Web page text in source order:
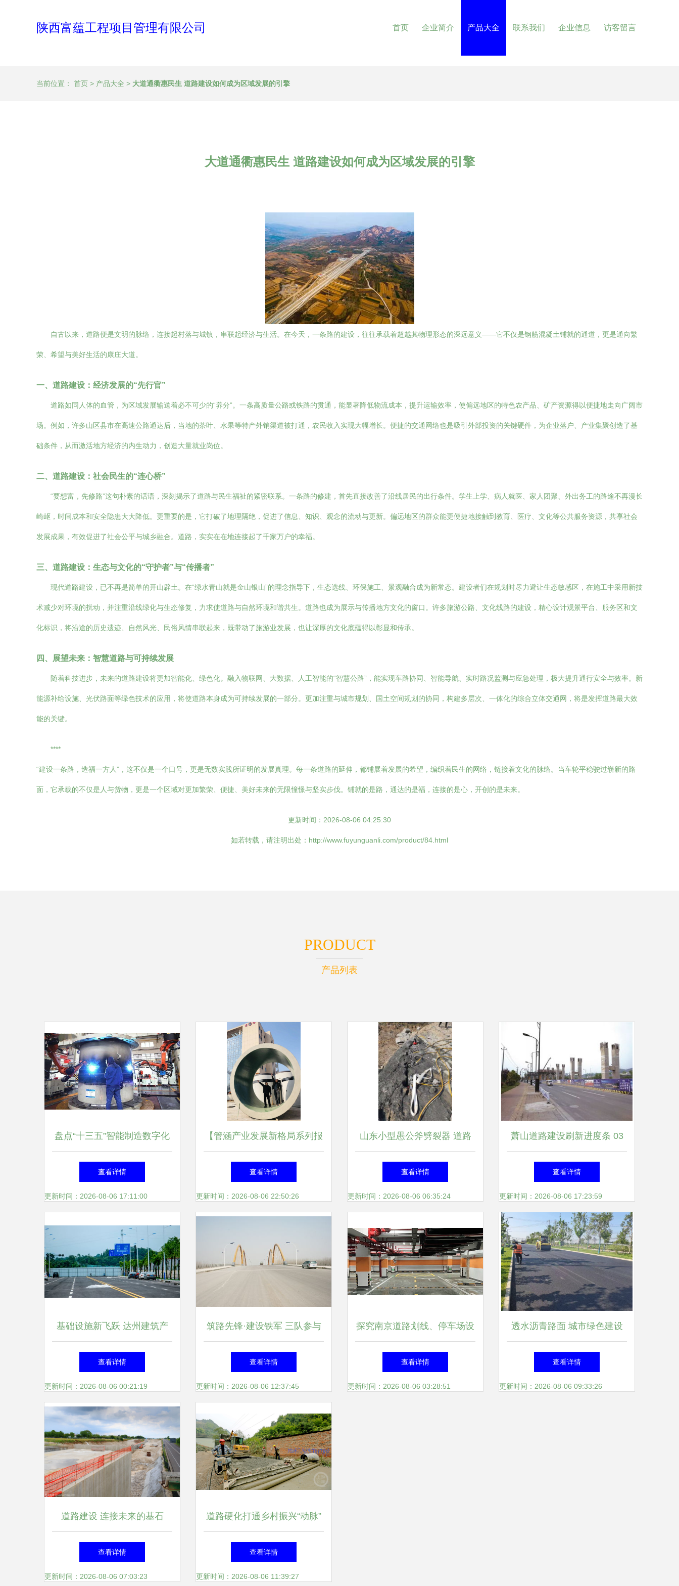
陕西富蕴工程项目管理有限公司 首页 企业简介 产品大全 联系我们 企业信息 访客留言
当前位置： 首页 > 产品大全 > 大道通衢惠民生 道路建设如何成为区域发展的引擎
大道通衢惠民生 道路建设如何成为区域发展的引擎
自古以来，道路便是文明的脉络，连接起村落与城镇，串联起经济与生活。在今天，一条路的建设，往往承载着超越其物理形态的深远意义——它不仅是钢筋混凝土铺就的通道，更是通向繁
荣、希望与美好生活的康庄大道。
一、道路建设：经济发展的“先行官”
道路如同人体的血管，为区域发展输送着必不可少的“养分”。一条高质量公路或铁路的贯通，能显著降低物流成本，提升运输效率，使偏远地区的特色农产品、矿产资源得以便捷地走向广阔市
场。例如，许多山区县市在高速公路通达后，当地的茶叶、水果等特产外销渠道被打通，农民收入实现大幅增长。便捷的交通网络也是吸引外部投资的关键硬件，为企业落户、产业集聚创造了基
础条件，从而激活地方经济的内生动力，创造大量就业岗位。
二、道路建设：社会民生的“连心桥”
“要想富，先修路”这句朴素的话语，深刻揭示了道路与民生福祉的紧密联系。一条路的修建，首先直接改善了沿线居民的出行条件。学生上学、病人就医、家人团聚、外出务工的路途不再漫长
崎岖，时间成本和安全隐患大大降低。更重要的是，它打破了地理隔绝，促进了信息、知识、观念的流动与更新。偏远地区的群众能更便捷地接触到教育、医疗、文化等公共服务资源，共享社会
发展成果，有效促进了社会公平与城乡融合。道路，实实在在地连接起了千家万户的幸福。
三、道路建设：生态与文化的“守护者”与“传播者”
现代道路建设，已不再是简单的开山辟土。在“绿水青山就是金山银山”的理念指导下，生态选线、环保施工、景观融合成为新常态。建设者们在规划时尽力避让生态敏感区，在施工中采用新技
术减少对环境的扰动，并注重沿线绿化与生态修复，力求使道路与自然环境和谐共生。道路也成为展示与传播地方文化的窗口。许多旅游公路、文化线路的建设，精心设计观景平台、服务区和文
化标识，将沿途的历史遗迹、自然风光、民俗风情串联起来，既带动了旅游业发展，也让深厚的文化底蕴得以彰显和传承。
四、展望未来：智慧道路与可持续发展
随着科技进步，未来的道路建设将更加智能化、绿色化。融入物联网、大数据、人工智能的“智慧公路”，能实现车路协同、智能导航、实时路况监测与应急处理，极大提升通行安全与效率。新
能源补给设施、光伏路面等绿色技术的应用，将使道路本身成为可持续发展的一部分。更加注重与城市规划、国土空间规划的协同，构建多层次、一体化的综合立体交通网，将是发挥道路最大效
能的关键。
****
“建设一条路，造福一方人”，这不仅是一个口号，更是无数实践所证明的发展真理。每一条道路的延伸，都铺展着发展的希望，编织着民生的网络，链接着文化的脉络。当车轮平稳驶过崭新的路
面，它承载的不仅是人与货物，更是一个区域对更加繁荣、便捷、美好未来的无限憧憬与坚实步伐。铺就的是路，通达的是福，连接的是心，开创的是未来。
更新时间：2026-08-06 04:25:30
如若转载，请注明出处：http://www.fuyunguanli.com/product/84.html
PRODUCT
产品列表
盘点“十三五”智能制造数字化
工厂建设之路 工程管理的创
新与挑战
查看详情
更新时间：2026-08-06 17:11:00
【管涵产业发展新格局系列报
道】棒不棒--管涵产品扛鼎我
国重点工程
查看详情
更新时间：2026-08-06 22:50:26
山东小型愚公斧劈裂器 道路
建设中的静力先锋
查看详情
更新时间：2026-08-06 06:35:24
萧山道路建设刷新进度条 03
省道、时代大道、红十五线迎
来新进展
查看详情
更新时间：2026-08-06 17:23:59
基础设施新飞跃 达州建筑产
业园起步区及保税物流中心建
设高效推进
查看详情
更新时间：2026-08-06 00:21:19
筑路先锋·建设铁军 三队参与
宿州道路桥梁工程建设纪实
查看详情
更新时间：2026-08-06 12:37:45
探究南京道路划线、停车场设
施与反光镜在工程管理中的应
用与重要性
查看详情
更新时间：2026-08-06 03:28:51
透水沥青路面 城市绿色建设
新选择下的工程管理模式探索
查看详情
更新时间：2026-08-06 09:33:26
道路建设 连接未来的基石
查看详情
更新时间：2026-08-06 07:03:23
道路硬化打通乡村振兴“动脉”
精细管理铺就百姓幸福路
查看详情
更新时间：2026-08-06 11:39:27